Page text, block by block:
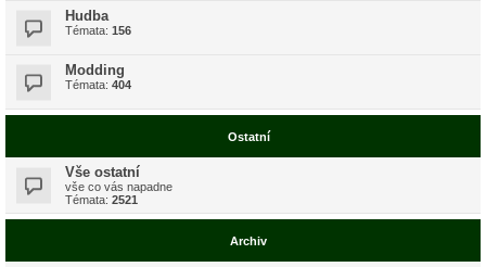
Hudba
Témata: 156
Modding
Témata: 404
Ostatní
Vše ostatní
vše co vás napadne
Témata: 2521
Archiv